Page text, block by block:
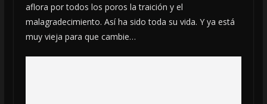
aflora por todos los poros la traición y el
malagradecimiento. Así ha sido toda su vida. Y ya está
muy vieja para que cambie…